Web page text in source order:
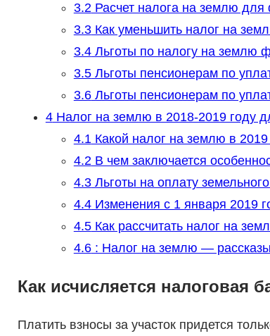
3.2Расчет налога на землю для
3.3Как уменьшить налог на
3.4Льготы по налогу на землю
3.5Льготы пенсионерам по
3.6Льготы пенсионерам по
4Налог на землю в 2018-2019 году
4.1Какой налог на землю в 2019
4.2В чем заключается
4.3Льготы на оплату
4.4Изменения с 1 января 2019
4.5Как рассчитать налог на
4.6: Налог на землю —
Как исчисляется налоговая
Платить взносы за участок придется